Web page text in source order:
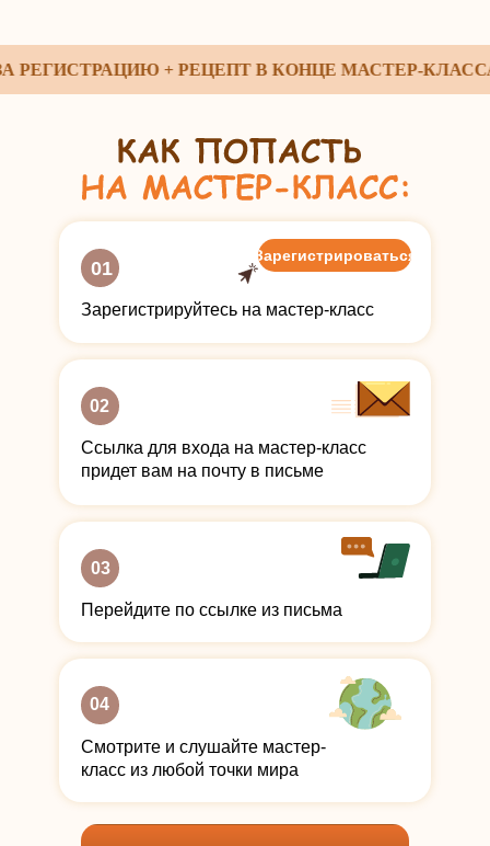
+ РЕЦЕПТ В КОНЦЕ МАСТЕР-КЛАССА
01
Зарегистрируйтесь на мастер-класс
02
Ссылка для входа на мастер-класс
придет вам на почту в письме
03
Перейдите по ссылке из письма
04
Смотрите и слушайте мастер-
класс из любой точки мира
Зарегистрироваться